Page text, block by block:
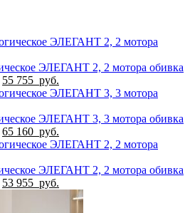
ЭЛЕГАНТ 2, 2 мотора обивка
Первоначальная
цена
61
950
руб..
55 755 руб.
цена:
755
ЭЛЕГАНТ 3, 3 мотора обивка
Первоначальная
цена
72
400
65 160 руб.
цена:
160
ЭЛЕГАНТ 2, 2 мотора обивка
Первоначальная
53 955 руб.
цена: